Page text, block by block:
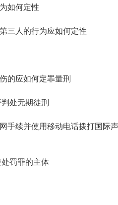
如何定性
三人的行为应如何定性
的应如何定罪量刑
处无期徒刑
续并使用移动电话拨打国际
罚罪的主体